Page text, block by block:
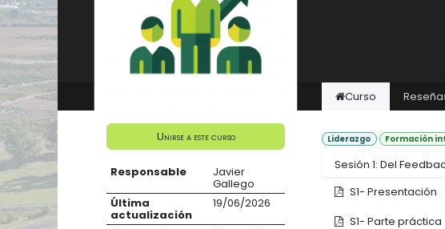
Unirse a este curso
Responsable Javier
Gallego
Última
actualización
19/06/2026
Curso
Liderazgo Formación
Sesión 1: Del
S1- Presentación
S1- Parte práctica